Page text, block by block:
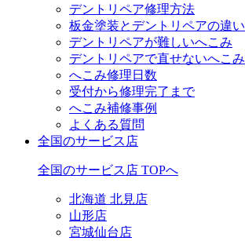
デントリペア修理方法
板金塗装とデントリペアの違い
デントリペアが難しいへこみ
デントリペアで直せないへこみ
へこみ修理日数
受付から修理完了まで
へこみ補修事例
よくある質問
全国のサービス店
全国のサービス店 TOPへ
北海道 北見店
山形店
宮城仙台店